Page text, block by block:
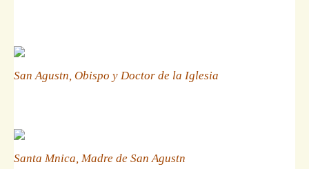
San Agustn, Obispo y Doctor de la Iglesia
Santa Mnica, Madre de San Agustn